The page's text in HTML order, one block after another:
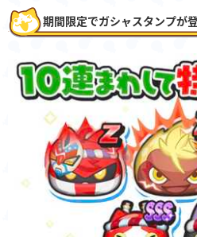
期間限定でガシャスタンプが